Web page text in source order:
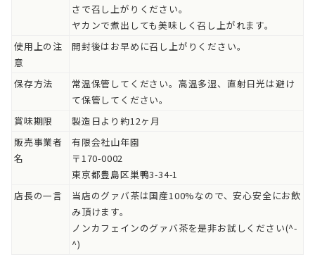
さで召し上がりください。
ヤカンで煮出しても美味しく召し上がれます。
使用上の注
意
開封後はお早めに召し上がりください。
保存方法
常温保管してください。高温多湿、直射日光は避け
て保管してください。
賞味期限
製造日より約12ヶ月
販売事業者
名
有限会社山年園
〒170-0002
東京都豊島区巣鴨3-34-1
店長の一言
当店のグァバ茶は国産100%なので、安心安全にお飲
み頂けます。
ノンカフェインのグァバ茶を是非お試しください(^-
^)